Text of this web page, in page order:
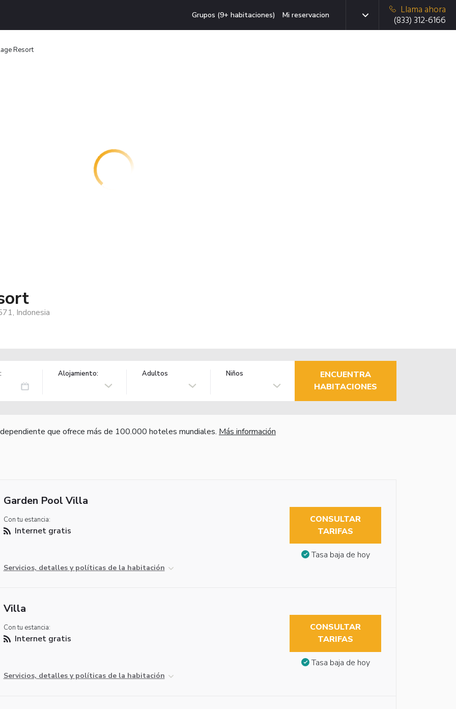
Grupos (9+ habitaciones) Mi reservacion
Llama ahora
(833) 312-6166
Resort
Indonesia
Alojamiento: Adultos Niños
ENCUENTRA
HABITACIONES
que ofrece más de 100.000 hoteles mundiales. Más información
Garden Pool Villa
Con tu estancia:
Internet gratis
Servicios, detalles y políticas de la habitación
CONSULTAR
TARIFAS
Tasa baja de hoy
Villa
Con tu estancia:
Internet gratis
Servicios, detalles y políticas de la habitación
CONSULTAR
TARIFAS
Tasa baja de hoy